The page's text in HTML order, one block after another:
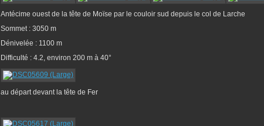
Antécime ouest de la tête de Moïse par le couloir sud depuis le col de Larche
Sommet : 3050 m
Dénivelée : 1100 m
Difficulté : 4.2, environ 200 m à 40°
au départ devant la tête de Fer